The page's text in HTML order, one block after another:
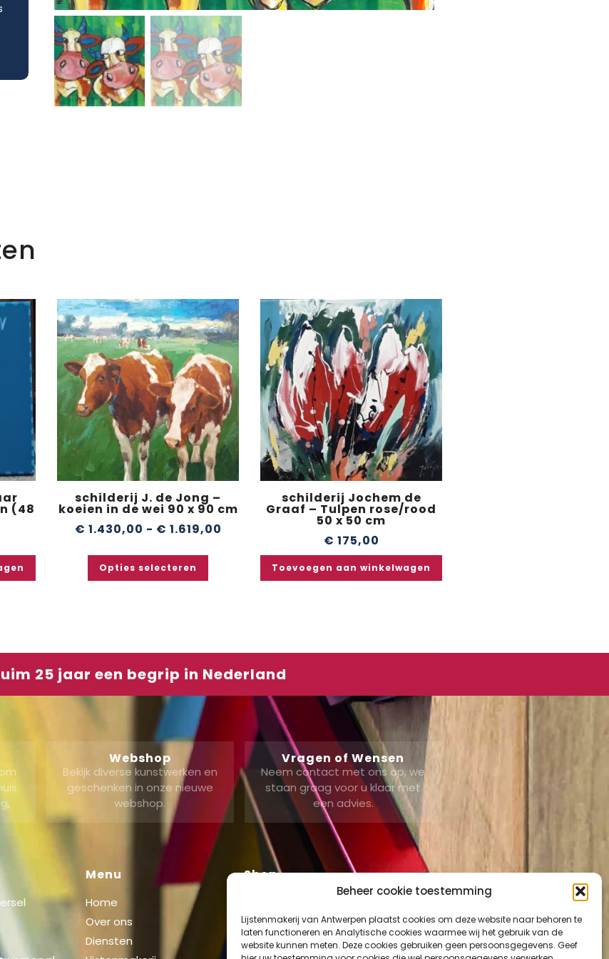
Beheer cookie toestemming
Lijstenmakerij van Antwerpen plaatst cookies om deze website naar behoren te
laten functioneren en Analytische cookies waarmee wij het gebruik van de
website kunnen meten. Deze cookies gebruiken geen persoonsgegevens. Geef
(48
schilderij J. de Jong –
koeien in de wei 90 x 90 cm
€ 1.430,00 - € 1.619,00
Opties selecteren
schilderij Jochem de
Graaf – Tulpen rose/rood
50 x 50 cm
€ 175,00
Toevoegen aan winkelwagen
25 jaar een begrip in Nederland
Webshop
Bekijk diverse kunstwerken en
geschenken in onze nieuwe
webshop.
Vragen of Wensen
Neem contact met ons op, we
staan graag voor u klaar met
een advies.
Menu
Home
Over ons
Diensten
Shop
Mijn account
Winkelmand